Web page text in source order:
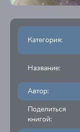
Категория:
Название:
Автор:
Поделиться
книгой: